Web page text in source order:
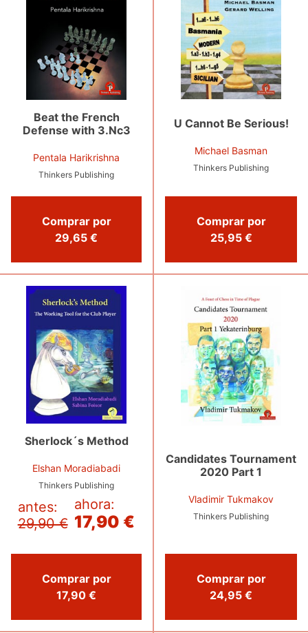
Beat the French
Defense with 3.Nc3
Pentala Harikrishna
Thinkers Publishing
Comprar por
29,65 €
U Cannot Be Serious!
Michael Basman
Thinkers Publishing
Comprar por
25,95 €
Sherlock´s Method
Elshan Moradiabadi
Thinkers Publishing
antes:
29,90 €
ahora:
17,90 €
Comprar por
17,90 €
Candidates Tournament
2020 Part 1
Vladimir Tukmakov
Thinkers Publishing
Comprar por
24,95 €